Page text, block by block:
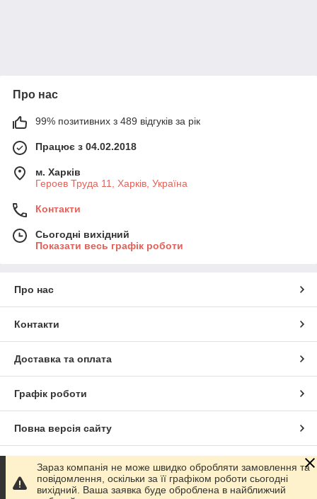
Про нас
99% позитивних з 489 відгуків за рік
Працює з 04.02.2018
м. Харків
Героев Труда 11, Харків, Україна
Контакти
Сьогодні вихідний
Показати весь графік роботи
Про нас
Контакти
Доставка та оплата
Графік роботи
Повна версія сайту
Сайт створено на маркетплейсіProm.ua
Зараз компанія не може швидко обробляти замовлення та
повідомлення, оскільки за її графіком роботи сьогодні
вихідний. Ваша заявка буде оброблена в найближчий